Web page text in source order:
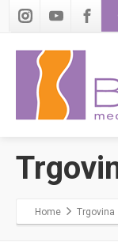
Home Trgovina